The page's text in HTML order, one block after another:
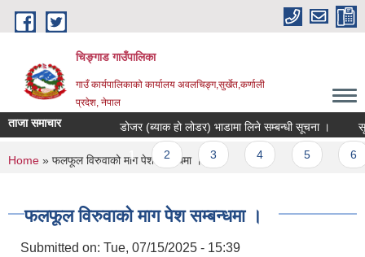
Skip to main content
चिङ्गाड गाउँपालिका
गाउँ कार्यपालिकाको कार्यालय अवलचिङ्ग,सुर्खेत,कर्णाली
प्रदेश, नेपाल
ताजा समाचार डोजर (ब्याक हो लोडर) भाडामा लिने सम्बन्धी सूचना ।
Pages
1 2 3
You are here
Home » फलफूल विरुवाको माग पेश सम्बन्धमा ।
फलफूल विरुवाको माग पेश सम्बन्धमा ।
Submitted on: Tue, 07/15/2025 - 15:39